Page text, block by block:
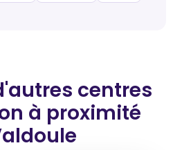
centres
à proximité